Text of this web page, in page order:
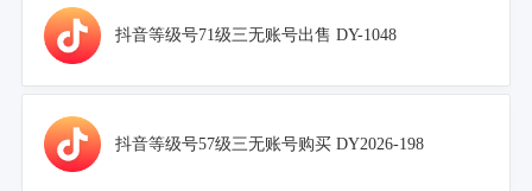
抖音等级号71级三无账号出售 DY-1048
抖音等级号57级三无账号购买 DY2026-198